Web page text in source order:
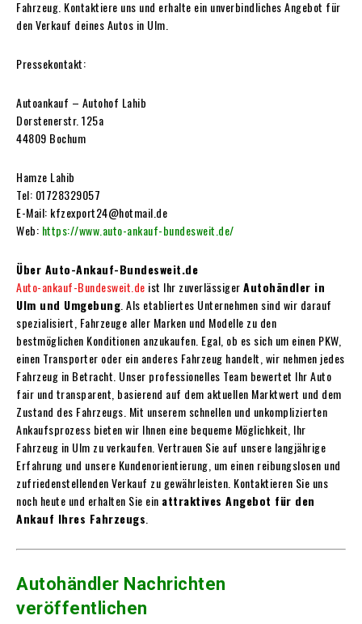
Fahrzeug. Kontaktiere uns und erhalte ein unverbindliches Angebot für
den Verkauf deines Autos in Ulm.
Pressekontakt:
Autoankauf – Autohof Lahib
Dorstenerstr. 125a
44809 Bochum
Hamze Lahib
Tel: 01728329057
E-Mail: kfzexport24@hotmail.de
Web: https://www.auto-ankauf-bundesweit.de/
Über Auto-Ankauf-Bundesweit.de
Auto-ankauf-Bundesweit.de ist Ihr zuverlässigerAutohändler in
Ulm und Umgebung . Als etabliertes Unternehmen sind wir darauf
spezialisiert, Fahrzeuge aller Marken und Modelle zu den
bestmöglichen Konditionen anzukaufen. Egal, ob es sich um einen PKW,
einen Transporter oder ein anderes Fahrzeug handelt, wir nehmen jedes
Fahrzeug in Betracht. Unser professionelles Team bewertet Ihr Auto
fair und transparent, basierend auf dem aktuellen Marktwert und dem
Zustand des Fahrzeugs. Mit unserem schnellen und unkomplizierten
Ankaufsprozess bieten wir Ihnen eine bequeme Möglichkeit, Ihr
Fahrzeug in Ulm zu verkaufen. Vertrauen Sie auf unsere langjährige
Erfahrung und unsere Kundenorientierung, um einen reibungslosen und
zufriedenstellenden Verkauf zu gewährleisten. Kontaktieren Sie uns
noch heute und erhalten Sie ein attraktives Angebot für den
Ankauf Ihres Fahrzeugs
Autohändler Nachrichten
veröffentlichen